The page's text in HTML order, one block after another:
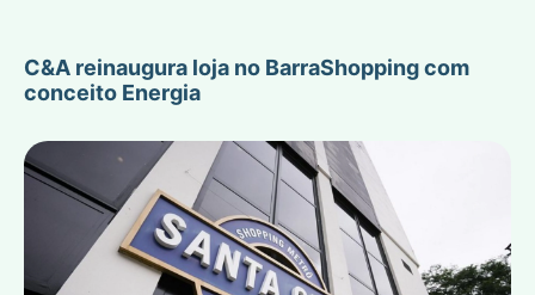
C&A reinaugura loja no BarraShopping com
conceito Energia